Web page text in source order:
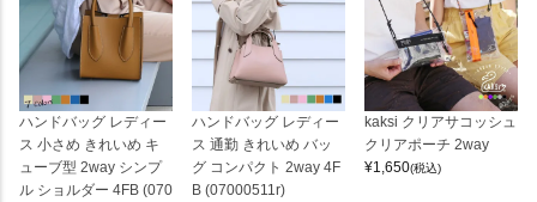
ハンドバッグ レディー
ス 小さめ きれいめ キ
ューブ型 2way シンプ
ル ショルダー 4FB (070
ハンドバッグ レディー
ス 通勤 きれいめ バッ
グ コンパクト 2way 4F
B (07000511r)
kaksi クリアサコッシュ
クリアポーチ 2way
¥1,650(税込)